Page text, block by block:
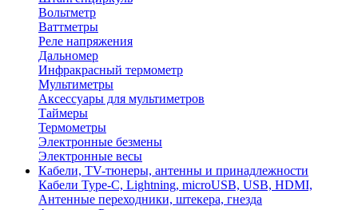
Вольтметр
Ваттметры
Реле напряжения
Дальномер
Инфракрасный термометр
Мультиметры
Аксессуары для мультиметров
Таймеры
Термометры
Электронные безмены
Электронные весы
Кабели, TV-тюнеры, антенны и принадлежности
Кабели Type-C, Lightning, microUSB, USB, HDMI,
Антенные переходники, штекера, гнезда